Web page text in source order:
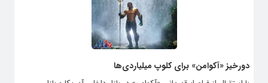
دورخیز «آکوامن» برای کلوپ میلیاردی‌ها